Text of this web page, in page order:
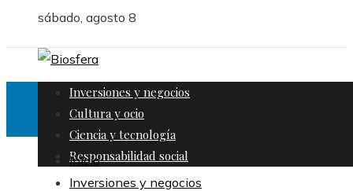
sábado, agosto 8
Inversiones y negocios
Cultura y ocio
Ciencia y tecnología
Responsabilidad social
Inicio
Inversiones y negocios